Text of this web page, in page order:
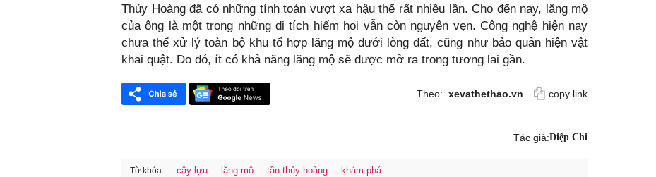
Thủy Hoàng đã có những tính toán vượt xa hậu thế rất nhiều lần. Cho đến nay, lăng mộ
của ông là một trong những di tích hiếm hoi vẫn còn nguyên vẹn. Công nghệ hiện nay
chưa thể xử lý toàn bộ khu tổ hợp lăng mộ dưới lòng đất, cũng như bảo quản hiện vật
khai quật. Do đó, ít có khả năng lăng mộ sẽ được mở ra trong tương lai gần.
Theo: xevathethao.vn copy link
Tác giả:Diệp Chi
Từ khóa: cây lựu lăng mộ tần thủy hoàng khám phá